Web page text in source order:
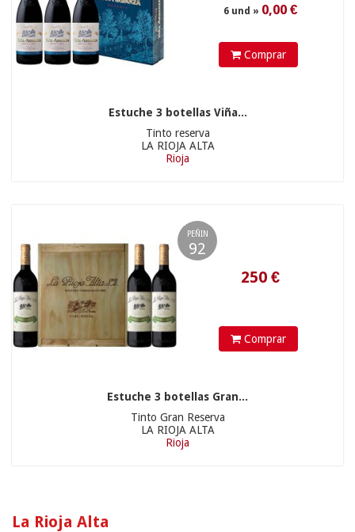
Comprar
Estuche 3 botellas Viña...
Tinto reserva
LA RIOJA ALTA
Rioja
PEÑIN
92
Comprar
Estuche 3 botellas Gran...
Tinto Gran Reserva
LA RIOJA ALTA
Rioja
La Rioja Alta